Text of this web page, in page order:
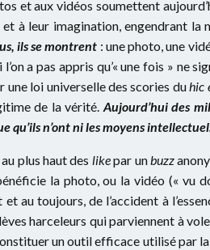
et aux vidéos soumettent
à leur imagination, engendrant
ils se montrent : une photo, une
a pas appris qu’« une fois » ne
une loi universelle des scories duhic
de la vérité. Aujourd’hui des
n’ont ni les moyens
plus haut des likepar unbuzz
la photo, ou la vidéo (« vu
toujours, de l’accident à
harceleurs qui parviennent à
un outil efficace utilisé par